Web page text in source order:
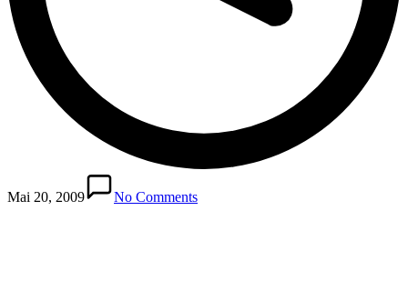
Mai 20, 2009 No Comments